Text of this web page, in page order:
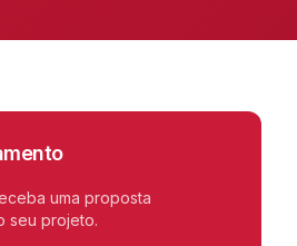
uma proposta
seu projeto.